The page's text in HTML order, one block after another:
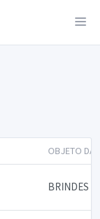
OBJETO DA
BRINDES E